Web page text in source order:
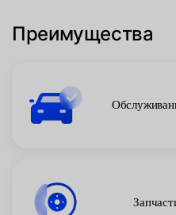
Преимущества